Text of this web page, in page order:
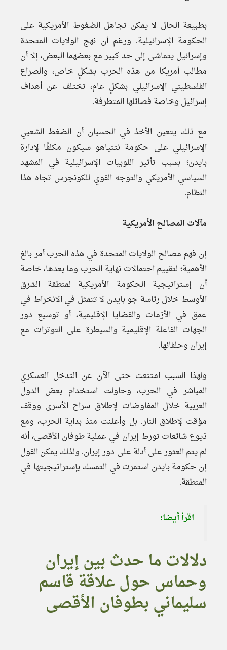
بطبيعة الحال لا يمكن تجاهل الضغوط الأمريكية على
الحكومة الإسرائيلية. ورغم أن نهج الولايات المتحدة
وإسرائيل يتماشى إلى حد كبير مع بعضهما البعض، إلا أن
مطالب أمريكا من هذه الحرب بشكلٍ خاص، والصراع
الفلسطيني الإسرائيلي بشكلٍ عام، تختلف عن أهداف
إسرائيل وخاصة فصائلها المتطرفة.
مع ذلك يتعين الأخذ في الحسبان أن الضغط الشعبي
الإسرائيلي على حكومة نتنياهو سيكون مكلفًا لإدارة
بايدن؛ بسبب تأثير اللوبيات الإسرائيلية في المشهد
السياسي الأمريكي والتوجه القوي للكونجرس تجاه هذا
النظام.
مآلات المصالح الأمريكية
إن فهم مصالح الولايات المتحدة في هذه الحرب أمر بالغ
الأهمية؛ لتقييم احتمالات نهاية الحرب وما بعدها، خاصة
أن إستراتيجية الحكومة الأمريكية لمنطقة الشرق
الأوسط خلال رئاسة جو بايدن لا تتمثل في الانخراط في
عمق في الأزمات والقضايا الإقليمية، أو توسيع دور
الجهات الفاعلة الإقليمية والسيطرة على التوترات مع
إيران وحلفائها.
ولهذا السبب امتنعت حتى الآن عن التدخل العسكري
المباشر في الحرب، وحاولت استخدام بعض الدول
العربية خلال المفاوضات لإطلاق سراح الأسرى ووقف
مؤقت لإطلاق النار. بل وأعلنت منذ بداية الحرب، ومع
ذيوع شائعات تورط إيران في عملية طوفان الأقصى، أنه
لم يتم العثور على أدلة على دور إيران. ولذلك يمكن القول
إن حكومة بايدن استمرت في التمسك بإستراتيجيتها في
المنطقة.
اقرأ أيضا:
دلالات ما حدث بين إيران
وحماس حول علاقة قاسم
سليماني بطوفان الأقصى